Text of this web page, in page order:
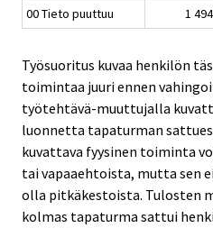
00 Tieto puuttuu 1 494
Työsuoritus kuvaa henkilön
toimintaa juuri ennen
työtehtävä-muuttujalla
luonnetta tapaturman
kuvattava fyysinen toiminta
tai vapaaehtoista, mutta sen
olla pitkäkestoista. Tulosten
kolmas tapaturma sattui